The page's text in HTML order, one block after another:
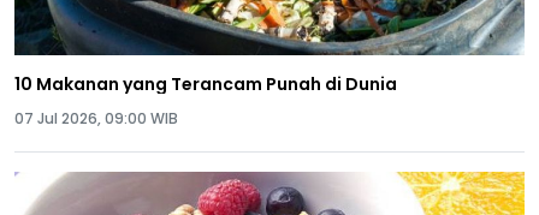
10 Makanan yang Terancam Punah di Dunia
07 Jul 2026, 09:00 WIB